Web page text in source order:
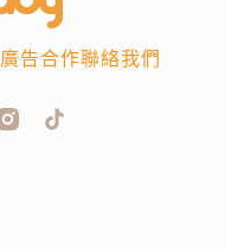
廣告合作聯絡我們